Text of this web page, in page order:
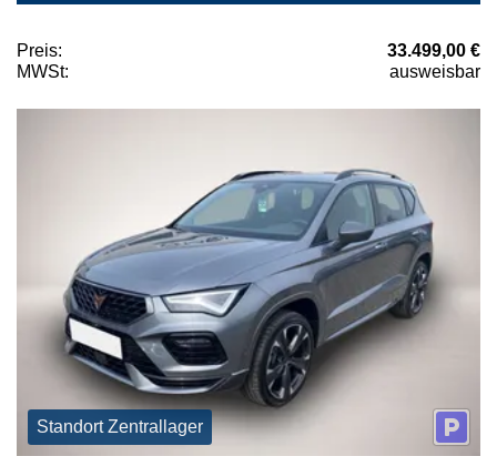
Preis:
33.499,00 €
MWSt:
ausweisbar
Standort Zentrallager